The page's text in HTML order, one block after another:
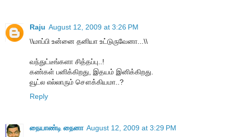
Raju August 12, 2009 at 3:26 PM
\\மாப்பி உன்னை தனியா உட்டுருவேனா...\\
வந்துட்டீங்களா சித்தப்பு..!
கண்கள் பனிக்கிறது, இதயம் இனிக்கிறது.
வூட்ல எல்லாரும் சௌக்கியமா..?
Reply
நையாண்டி நைனா August 12, 2009 at 3:29 PM